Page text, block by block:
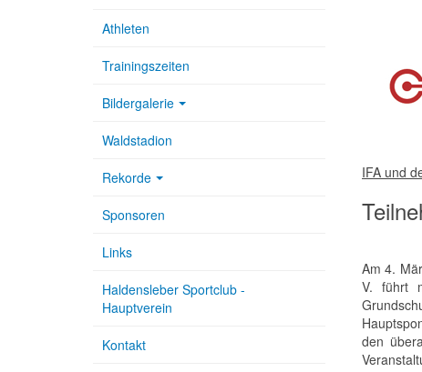
IFA und
Am 4.
V. führt
den
Athleten
Trainingszeiten
Bildergalerie
Waldstadion
Rekorde
Sponsoren
Links
Haldensleber Sportclub -
Hauptverein
Kontakt